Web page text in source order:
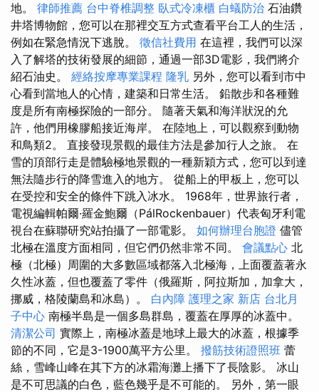
地。 律師推薦 台中脊椎調整 臥式冷凍櫃 白蟻防治 石油鑽
井塔博物館，您可以在那裡交互方式查看平台工人的生活，
例如在緊急情況下逃脫。 徵信社費用 在這裡，我們可以深
入了解塔的技術發展的細節，通過一部3D電影，我們將介
紹石油史。 經絡按摩專業課程 隆乳 另外，您可以看到市中
心看到當地人的心情，建築和日常生活。 鉛散步和各種難
度是所有南極探險的一部分。 隨著天氣和海洋狀況的允
許，他們用橡膠船接近海岸。 在陸地上，可以觀察到動物
和鳥類2。 直接發現景觀的最佳方法是參加行人之旅。 在
雪的頂部行走是體驗極地景觀的一種新穎方式，您可以到達
無法隨步行的降雪進入的地方。 從船上的甲板上，您可以
在受控和安全的條件下跳入冰水。 1968年，世界旅行者，
電視編輯帕爾·羅金鮑爾（PálRockenbauer）代表匈牙利電
視台在蘇聯研究站拍攝了一部電影。 如何辦理台胞證 儘管
北極在溫度方面相同，但它們仍然非常不同。 會議點心 北
極（北極）周圍的大多數區域都落入北極海，上面覆蓋著永
久性冰蓋，但也覆蓋了零件（俄羅斯，阿拉斯加，加拿大，
挪威，格陵蘭島和冰島）。 白內障 護理之家 新店 台北月
子中心 南極半島是一個多島群島，覆蓋在厚厚的冰蓋中。
清潔公司 實際上，南極冰蓋是地球上最大的冰蓋，根據季
節的不同，它是3-1900萬平方公里。 撥筋技術證照班 蕾
絲，雪峰山峰在其下方的冰霜海灘上播下了長陰影。 冰山
是不可思議的白色，藍色幾乎是不可能的。 另外，第一眼